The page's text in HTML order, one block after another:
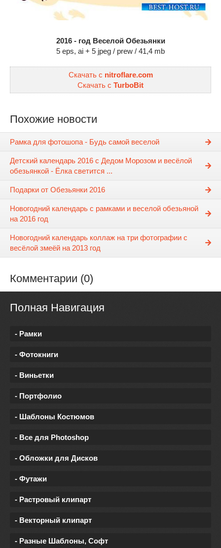
2016 - год Веселой Обезьянки
5 eps, ai + 5 jpeg / prew / 41,4 mb
Скачать с nitroflare.com
Скачать с TurboBit
Похожие новости
Рамка для фотошопа - Будь самой веселой
Детский календарь 2016 с Дедом Морозом и весёлой
обезьянкой - Ёлка светится ...
Подарки от Обезьянки 2016
Новогодний календарь с рамками и веселой обезьяной
на 2016 год
Новогодний календарь коллаж на три фотографии с
весёлой змеёй на 2013 год
Комментарии (0)
Полная Навигация
- Рамки
- Фотокниги
- Виньетки
- Портфолио
- Шаблоны Костюмов
- Все для Photoshop
- Обложки для Дисков
- Футажи
- Растровый клипарт
- Векторный клипарт
- Разные Шаблоны, Софт